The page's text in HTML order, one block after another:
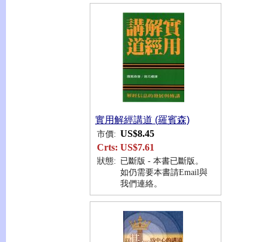
實用解經講道 (羅賓森)
市價: US$8.45
Crts: US$7.61
狀態: 已斷版 - 本書已斷版。
如仍需要本書請Email與
我們連絡。